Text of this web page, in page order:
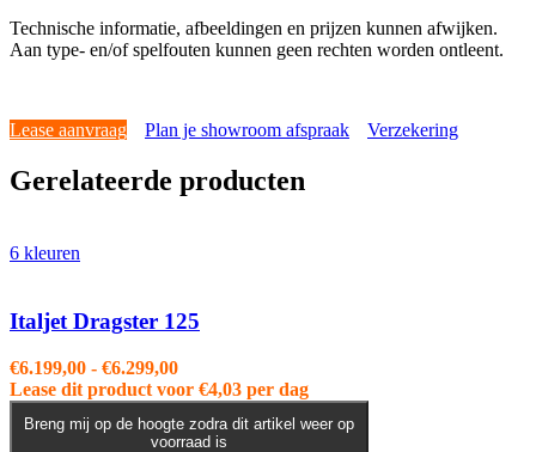
Technische informatie, afbeeldingen en prijzen kunnen afwijken.
Aan type- en/of spelfouten kunnen geen rechten worden ontleent.
Lease aanvraag Plan je showroom afspraak Verzekering
Gerelateerde producten
6 kleuren
Italjet Dragster 125
€6.199,00 - €6.299,00Prijsklasse:
€6.199,00
tot
€6.299,00
Lease dit product voor €4,03 per dag
Breng mij op de hoogte zodra dit artikel weer op
voorraad is